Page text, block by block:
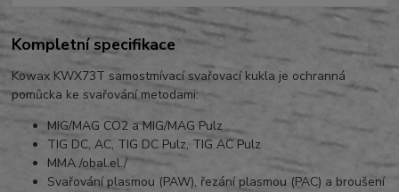
Kompletní specifikace
Kowax KWX73T samostmívací svařovací kukla je ochranná
pomůcka ke svařování metodami:
MIG/MAG CO2 a MIG/MAG Pulz
TIG DC, AC, TIG DC Pulz, TIG AC Pulz
MMA /obal.el./
Svařování plasmou (PAW), řezání plasmou (PAC) a broušení